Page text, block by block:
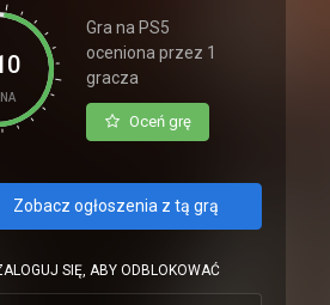
Gra na PS5
oceniona przez 1
gracza
Oceń grę
Zobacz ogłoszenia z tą grą
SIĘ, ABY ODBLOKOWAĆ